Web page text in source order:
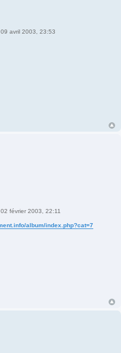
09 avril 2003, 23:53
février 2003, 22:11
album/index.php?cat=7